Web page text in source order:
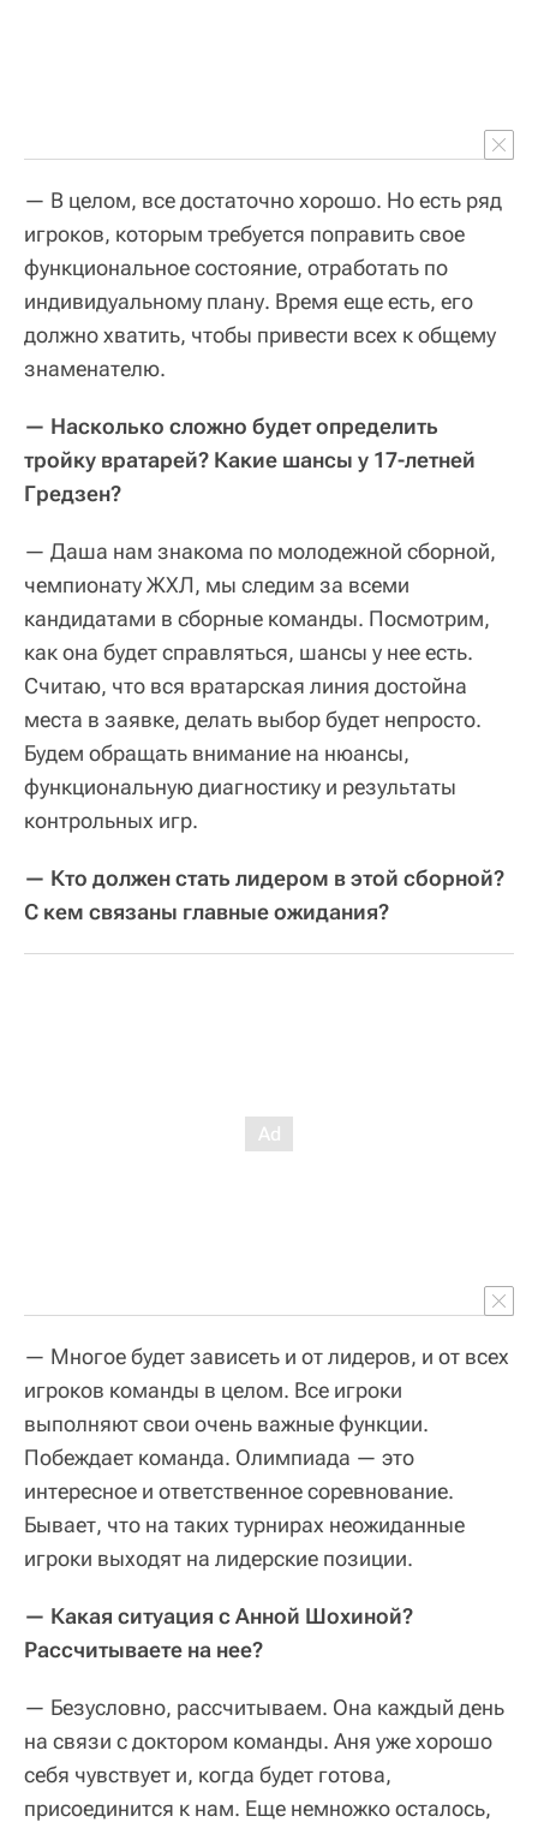
— В целом, все достаточно хорошо. Но есть ряд
игроков, которым требуется поправить свое
функциональное состояние, отработать по
индивидуальному плану. Время еще есть, его
должно хватить, чтобы привести всех к общему
знаменателю.
— Насколько сложно будет определить
тройку вратарей? Какие шансы у 17-летней
Гредзен?
— Даша нам знакома по молодежной сборной,
чемпионату ЖХЛ, мы следим за всеми
кандидатами в сборные команды. Посмотрим,
как она будет справляться, шансы у нее есть.
Считаю, что вся вратарская линия достойна
места в заявке, делать выбор будет непросто.
Будем обращать внимание на нюансы,
функциональную диагностику и результаты
контрольных игр.
— Кто должен стать лидером в этой сборной?
С кем связаны главные ожидания?
— Многое будет зависеть и от лидеров, и от всех
игроков команды в целом. Все игроки
выполняют свои очень важные функции.
Побеждает команда. Олимпиада — это
интересное и ответственное соревнование.
Бывает, что на таких турнирах неожиданные
игроки выходят на лидерские позиции.
— Какая ситуация с Анной Шохиной?
Рассчитываете на нее?
— Безусловно, рассчитываем. Она каждый день
на связи с доктором команды. Аня уже хорошо
себя чувствует и, когда будет готова,
присоединится к нам. Еще немножко осталось,